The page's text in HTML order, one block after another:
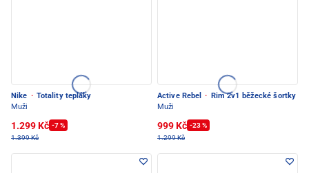
Nike · Totality tepláky
Muži
1.299 Kč -7 %
1.399 Kč
Active Rebel ·
Rim 2v1 běžecké šortky
Muži
999 Kč -23 %
1.299 Kč